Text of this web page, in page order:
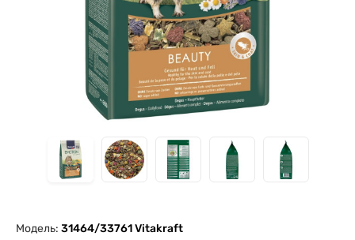
Модель: 31464/33761 Vitakraft